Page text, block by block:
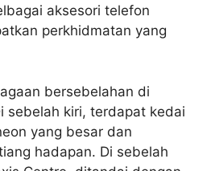
aksesori telefon
perkhidmatan yang